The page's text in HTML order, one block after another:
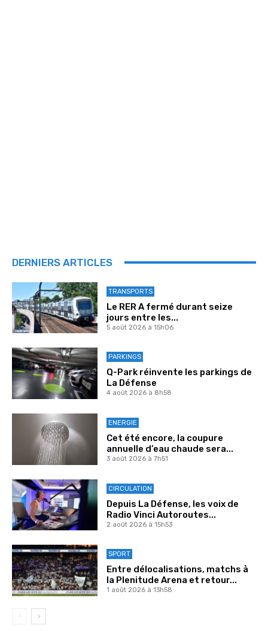
DERNIERS ARTICLES
TRANSPORTS
Le RER A fermé durant seize
jours entre les...
5 août 2026 à 15h06
PARKINGS
Q-Park réinvente les parkings de
La Défense
4 août 2026 à 8h58
ENERGIE
Cet été encore, la coupure
annuelle d’eau chaude sera...
3 août 2026 à 7h51
CIRCULATION
Depuis La Défense, les voix de
Radio Vinci Autoroutes...
2 août 2026 à 15h53
SPORT
Entre délocalisations, matchs à
la Plenitude Arena et retour...
1 août 2026 à 13h58